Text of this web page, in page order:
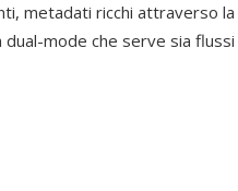
metadati ricchi attraverso
mode che serve sia